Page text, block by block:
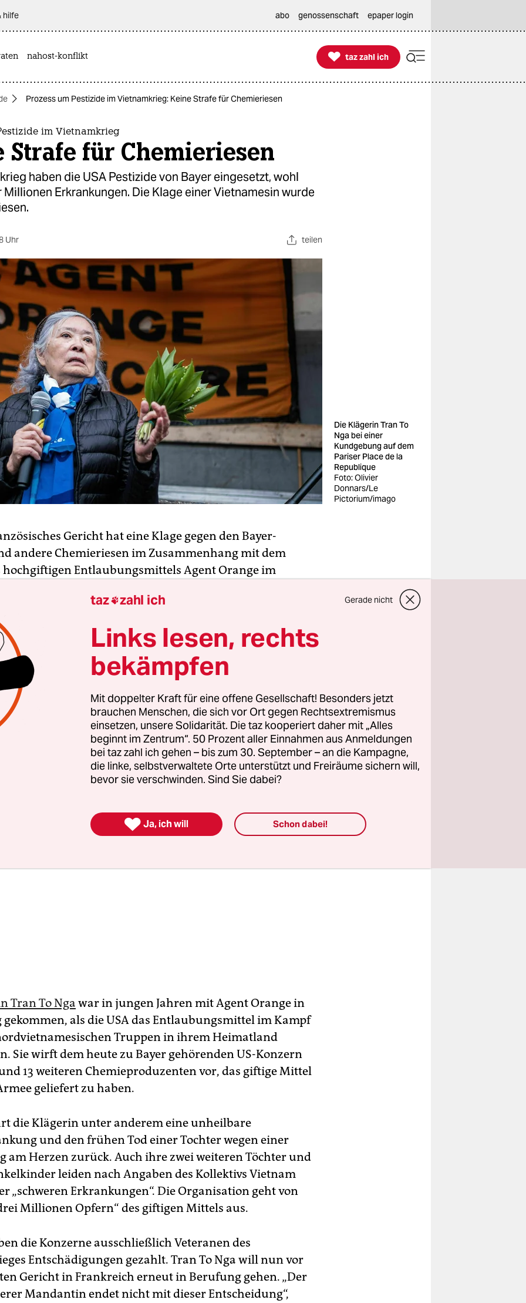
hilfe abo genossenschaft epaper login
nahost-konflikt 
taz zahl ich
taz zahl ich
Prozess um Pestizide im Vietnamkrieg: Keine Strafe für Chemieriesen
im Vietnamkrieg
Strafe für Chemieriesen
haben die USA Pestizide von Bayer eingesetzt, wohl
Millionen Erkrankungen. Die Klage einer Vietnamesin wurde
Uhr teilen
Die Klägerin Tran To
Nga bei einer
Kundgebung auf dem
Pariser Place de la
Republique
Foto: Olivier
Donnars/Le
Pictorium/imago
Gericht hat eine Klage gegen den Bayer-
andere Chemieriesen im Zusammenhang mit dem
hochgiftigen Entlaubungsmittels Agent Orange im
in Paris erklärte die Klage einer 82-jährigen
Herkunft am Donnerstag für unzulässig
damit ein erstes Urteil von 2021. Die Klägerin führt
ihre unheilbare Krebserkrankung auf Agent Orange
folgten der Einschätzung des früheren Urteils, nach
Chemiekonzerne auf Immunität berufen können, weil sie
„auf Anweisung“ der US-Regierung gehandelt hätten.
Gerichte seien deshalb nicht zuständig für den Fall.
Tran To Nga war in jungen Jahren mit Agent Orange in
als die USA das Entlaubungsmittel im Kampf
Truppen in ihrem Heimatland
Sie wirft dem heute zu Bayer gehörenden US-Konzern
13 weiteren Chemieproduzenten vor, das giftige Mittel
geliefert zu haben.
die Klägerin unter anderem eine unheilbare
und den frühen Tod einer Tochter wegen einer
am Herzen zurück. Auch ihre zwei weiteren Töchter und
leiden nach Angaben des Kollektivs Vietnam
„schweren Erkrankungen“. Die Organisation geht von
Millionen Opfern“ des giftigen Mittels aus.
die Konzerne ausschließlich Veteranen des
Entschädigungen gezahlt. Tran To Nga will nun vor
Gericht in Frankreich erneut in Berufung gehen. „Der
Mandantin endet nicht mit dieser Entscheidung“,
taz zahl ich Gerade nicht
Links lesen, rechts
bekämpfen
Mit doppelter Kraft für eine offene Gesellschaft! Besonders jetzt
brauchen Menschen, die sich vor Ort gegen Rechtsextremismus
einsetzen, unsere Solidarität. Die taz kooperiert daher mit „Alles
beginnt im Zentrum“. 50 Prozent aller Einnahmen aus Anmeldungen
bei taz zahl ich gehen – bis zum 30. September – an die Kampagne,
die linke, selbstverwaltete Orte unterstützt und Freiräume sichern will,
bevor sie verschwinden. Sind Sie dabei?
 Ja, ich will Schon dabei!